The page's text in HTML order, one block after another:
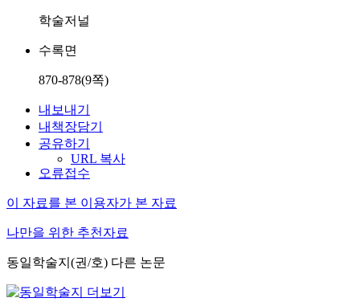
학술저널
수록면
870-878(9쪽)
내보내기
내책장담기
공유하기
URL 복사
오류접수
이 자료를 본 이용자가 본 자료
나만을 위한 추천자료
동일학술지(권/호) 다른 논문